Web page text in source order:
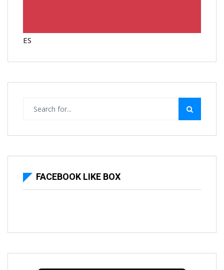
ES
FACEBOOK LIKE BOX